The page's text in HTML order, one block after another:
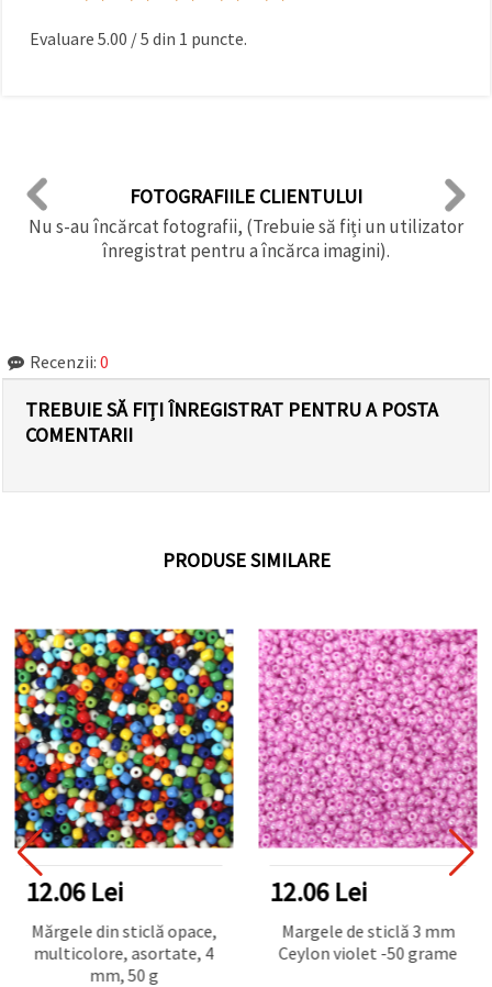
Evaluare 5.00 /5 din 1 puncte.
FOTOGRAFIILE CLIENTULUI
Nu s-au încărcat fotografii, (Trebuie să fiți un utilizator
înregistrat pentru a încărca imagini).
Recenzii: 0
TREBUIE SĂ FIȚI ÎNREGISTRAT PENTRU A POSTA
COMENTARII
PRODUSE SIMILARE
12.06 Lei
Mărgele din sticlă opace,
multicolore, asortate, 4
mm, 50 g
12.06 Lei
Margele de sticlă 3 mm
Ceylon violet -50 grame